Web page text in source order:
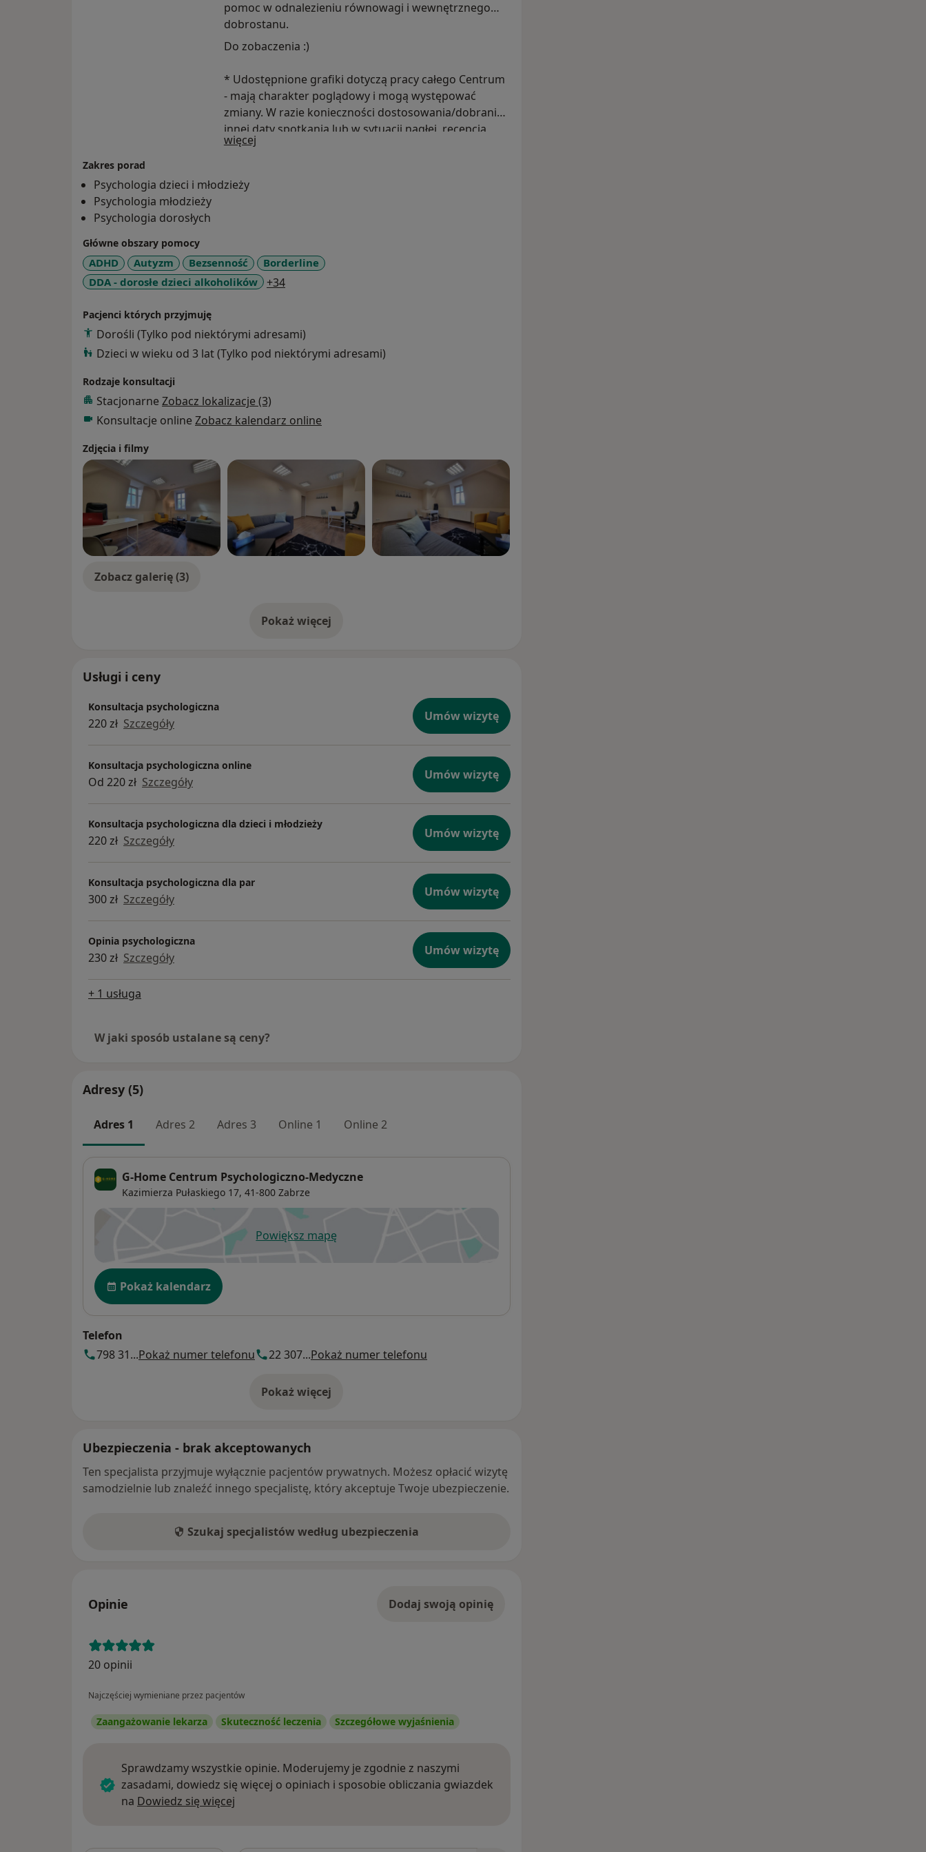
pomoc w odnalezieniu równowagi i wewnętrznego
dobrostanu.
Do zobaczenia :)
* Udostępnione grafiki dotyczą pracy całego Centrum
- mają charakter poglądowy i mogą występować
zmiany. W razie konieczności dostosowania/dobrania
innej daty spotkania lub w sytuacji nagłej, recepcja
podejmie próbę nawiązania kontaktu w celu
zależności od możliwości, czy to stacjonarnie, czy
online.
więcejO mnie
Zakres porad
Psychologia dzieci i młodzieży
Psychologia młodzieży
Psychologia dorosłych
Główne obszary pomocy
ADHD Autyzm Bezsenność
Borderline
DDA - dorosłe dzieci alkoholików
+34a11y_sr_more_diseases
Pacjenci których przyjmuję
Dorośli (Tylko pod niektórymi adresami)
Dzieci w wieku od 3 lat (Tylko pod niektórymi adresami)
Rodzaje konsultacji
Stacjonarne Zobacz lokalizacje (3)
Konsultacje online Zobacz kalendarz online
Zdjęcia i filmy
Zobacz galerię (3)
Pokaż więcejo doświadczeniu
Usługi i ceny
Konsultacja psychologiczna
220 zł Szczegóły Umów wizytę
Konsultacja psychologiczna online
Od 220 zł Szczegóły Umów wizytę
Konsultacja psychologiczna dla dzieci i młodzieży
220 zł Szczegóły Umów wizytę
Konsultacja psychologiczna dla par
300 zł Szczegóły Umów wizytę
Opinia psychologiczna
230 zł Szczegóły Umów wizytę
+ 1 usługa
W jaki sposób ustalane są ceny?
Adresy (5)
Adres 1 Adres 2 Adres 3 Online 1 Online 2
G-Home Centrum Psychologiczno-Medyczne
Kazimierza Pułaskiego 17, 41-800 Zabrze
Powiększ mapęotwiera się w nowej karcie
Dostępność
Pokaż kalendarz
Telefon
798 31...Pokaż numer telefonu 22 307...Pokaż numer telefonu
Pokaż więcej
o adresie
Ubezpieczenia - brak akceptowanych
Ten specjalista przyjmuje wyłącznie pacjentów prywatnych. Możesz opłacić wizytę
samodzielnie lub znaleźć innego specjalistę, który akceptuje Twoje ubezpieczenie.
Szukaj specjalistów według ubezpieczenia
Opinie Dodaj swoją opinię
20 opinii
Najczęściej wymieniane przez pacjentów
Zaangażowanie lekarza Skuteczność leczenia Szczegółowe wyjaśnienia
Sprawdzamy wszystkie opinie. Moderujemy je zgodnie z naszymi
zasadami, dowiedz się więcej o opiniach i sposobie obliczania gwiazdek
na Dowiedz się więcej